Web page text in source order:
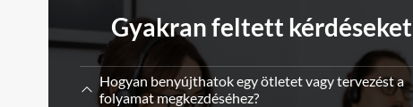
Gyakran feltett kérdéseket
Hogyan benyújthatok egy ötletet vagy tervezést a
folyamat megkezdéséhez?